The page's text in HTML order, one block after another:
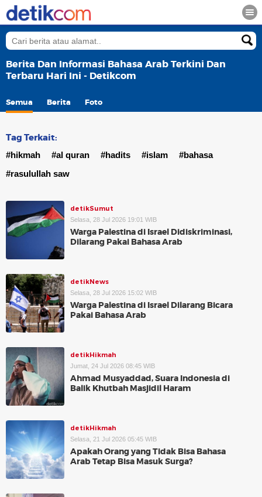
Berita Dan Informasi Bahasa Arab Terkini Dan
Terbaru Hari Ini - Detikcom
Semua Berita Foto
Tag Terkait:
#hikmah #al quran #hadits #islam
#bahasa
#rasulullah saw
detikSumut
Selasa, 28 Jul 2026 19:01 WIB
Warga Palestina di Israel Didiskriminasi,
Dilarang Pakai Bahasa Arab
detikNews
Selasa, 28 Jul 2026 15:02 WIB
Warga Palestina di Israel Dilarang Bicara
Pakai Bahasa Arab
detikHikmah
Jumat, 24 Jul 2026 08:45 WIB
Ahmad Musyaddad, Suara Indonesia di
Balik Khutbah Masjidil Haram
detikHikmah
Selasa, 21 Jul 2026 05:45 WIB
Apakah Orang yang Tidak Bisa Bahasa
Arab Tetap Bisa Masuk Surga?